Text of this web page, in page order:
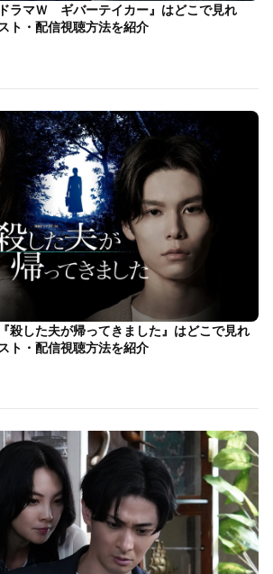
ラマＷ ギバーテイカー』はどこで見れ
ト・配信視聴方法を紹介
殺した夫が帰ってきました』はどこで見れ
ト・配信視聴方法を紹介